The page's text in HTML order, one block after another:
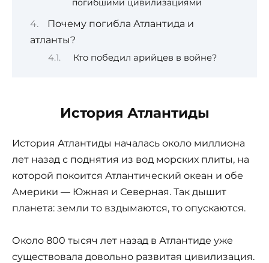
погибшими цивилизациями
Почему погибла Атлантида и
атланты?
Кто победил арийцев в войне?
История Атлантиды
История Атлантиды началась около миллиона
лет назад с поднятия из вод морских плиты, на
которой покоится Атлантический океан и обе
Америки — Южная и Северная. Так дышит
планета: земли то вздымаются, то опускаются.
Около 800 тысяч лет назад в Атлантиде уже
существовала довольно развитая цивилизация.